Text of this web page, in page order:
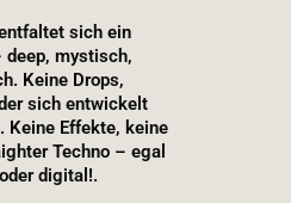
sich ein
deep, mystisch,
Keine Drops,
sich entwickelt
Keine Effekte, keine
Techno – egal
digital!.